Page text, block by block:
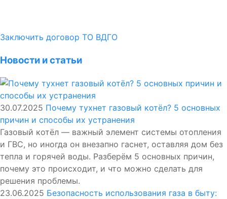
Заключить договор ТО ВДГО
Новости и статьи
30.07.2025 Почему тухнет газовый котёл? 5 основных
причин и способы их устранения
Газовый котёл — важный элемент системы отопления
и ГВС, но иногда он внезапно гаснет, оставляя дом без
тепла и горячей воды. Разберём 5 основных причин,
почему это происходит, и что можно сделать для
решения проблемы.
23.06.2025 Безопасность использования газа в быту: